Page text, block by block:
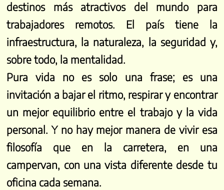
destinos más atractivos del mundo para
trabajadores remotos. El país tiene la
infraestructura, la naturaleza, la seguridad y,
sobre todo, la mentalidad.
Pura vida no es solo una frase; es una
invitación a bajar el ritmo, respirar y encontrar
un mejor equilibrio entre el trabajo y la vida
personal. Y no hay mejor manera de vivir esa
filosofía que en la carretera, en una
campervan, con una vista diferente desde tu
oficina cada semana.